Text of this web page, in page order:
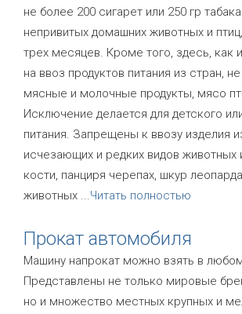
не более 200 сигарет или 250 гр
непривитых домашних животных и
трех месяцев. Кроме того, здесь, как
на ввоз продуктов питания из стран,
мясные и молочные продукты, мясо
Исключение делается для детского
питания. Запрещены к ввозу изделия
исчезающих и редких видов животных
кости, панциря черепах, шкур
животных ...Читать полностью
Прокат автомобиля
Машину напрокат можно взять в
Представлены не только мировые
но и множество местных крупных и